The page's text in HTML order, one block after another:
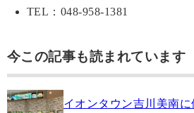
TEL：048-958-1381
今この記事も読まれています
イオンタウン吉川美南